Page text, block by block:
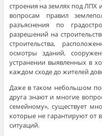
строения на землях под ЛПХ
вопросам правил
разъяснения по
разрешений на
строительства,
осмотры зданий,
устранении выявленных в
каждом сходе до жителей
Даже в таком небольшом
друга знают и многие
семейному», существует
которые не гарантируют от
ситуаций.